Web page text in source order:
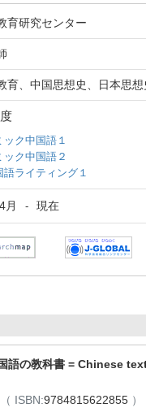
育研究センター
育、中国思想史、日本思想
ック中国語１
ック中国語２
語ライティング１
月 - 現在
語の教科書 = Chinese
（ ISBN:9784815622855 ）